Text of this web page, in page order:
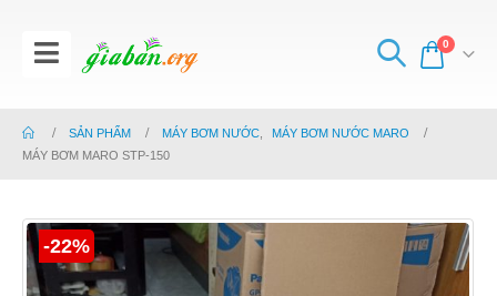
0
SẢN PHẨM MÁY BƠM NƯỚC
MÁY BƠM NƯỚC MARO
MÁY BƠM MARO STP-150
-22%